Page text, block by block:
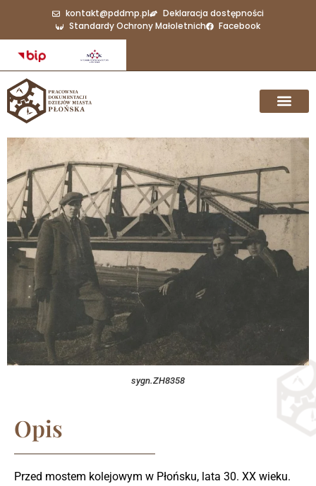
kontakt@pddmp.pl
Deklaracja dostępności
Standardy Ochrony Małoletnich
Facebook
sygn.ZH8358
Opis
Przed mostem kolejowym w Płońsku, lata 30. XX wieku.